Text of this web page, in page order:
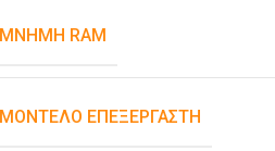
ΜΝΉΜΗ RAM
ΜΟΝΤΈΛΟ ΕΠΕΞΕΡΓΑΣΤΉ